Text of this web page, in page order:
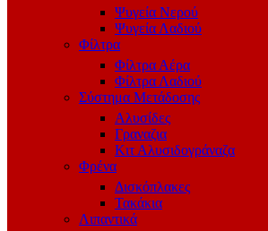
Ψυγεία Νερού
Ψυγεία Λαδιού
Φίλτρα
Φίλτρα Αέρα
Φίλτρα Λαδιού
Σύστημα Μετάδοσης
Αλυσίδες
Γραναζια
Κιτ Αλυσιδογράναζα
Φρένα
Δισκόπλακες
Τακάκια
Λιπαντικά